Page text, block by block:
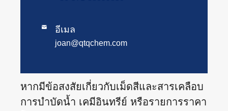
 อีเมล
joan@qtqchem.com
หากมีข้อสงสัยเกี่ยวกับเม็ดสีและสารเคลือบ
การบำบัดน้ำ เคมีอินทรีย์ หรือรายการราคา